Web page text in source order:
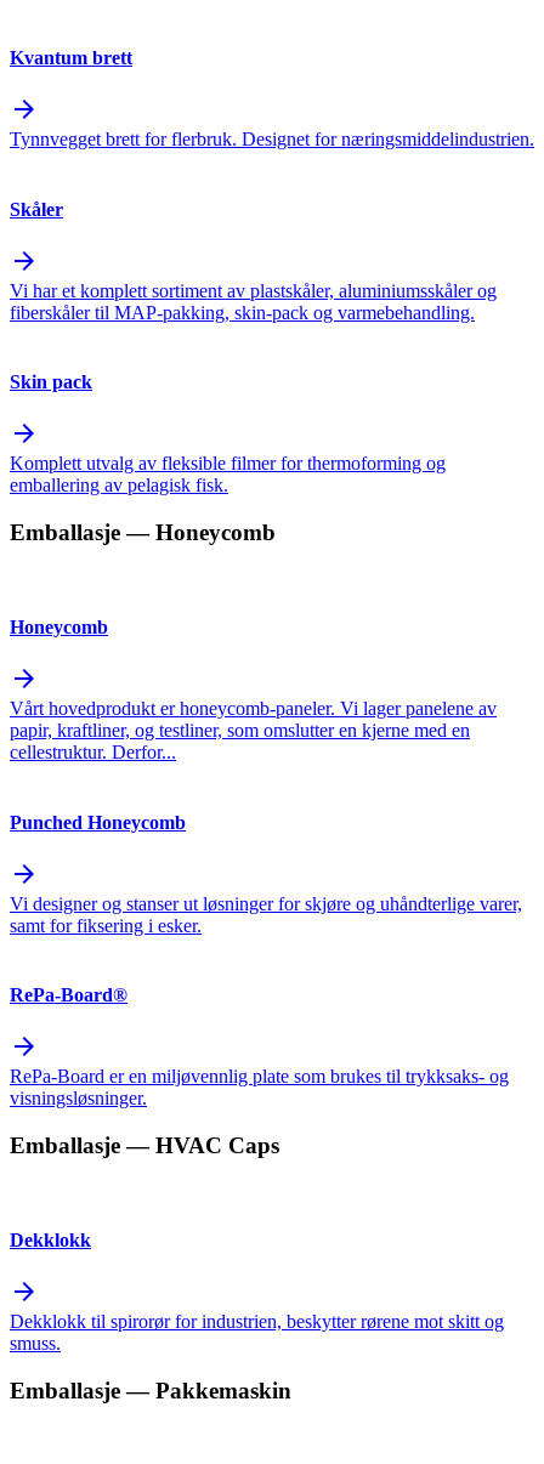
Kvantum brett
arrow_forward
Tynnvegget brett for flerbruk. Designet for næringsmiddelindustrien.
Skåler
arrow_forward
Vi har et komplett sortiment av plastskåler, aluminiumsskåler og
fiberskåler til MAP-pakking, skin-pack og varmebehandling.
Skin pack
arrow_forward
Komplett utvalg av fleksible filmer for thermoforming og
emballering av pelagisk fisk.
Emballasje— Honeycomb
Honeycomb
arrow_forward
Vårt hovedprodukt er honeycomb-paneler. Vi lager panelene av
papir, kraftliner, og testliner, som omslutter en kjerne med en
cellestruktur. Derfor...
Punched Honeycomb
arrow_forward
Vi designer og stanser ut løsninger for skjøre og uhåndterlige varer,
samt for fiksering i esker.
RePa-Board®
arrow_forward
RePa-Board er en miljøvennlig plate som brukes til trykksaks- og
visningsløsninger.
Emballasje— HVAC Caps
Dekklokk
arrow_forward
Dekklokk til spirorør for industrien, beskytter rørene mot skitt og
smuss.
Emballasje— Pakkemaskin